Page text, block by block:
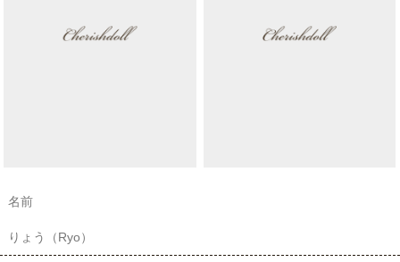
名前
りょう（Ryo）